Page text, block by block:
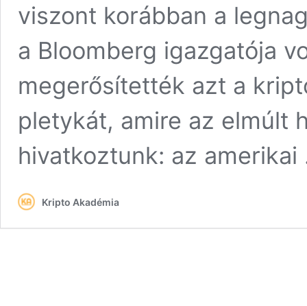
viszont korábban a
a Bloomberg igazgatója
megerősítették azt a
pletykát, amire az elmúlt
hivatkoztunk: az
Kripto Akadémia